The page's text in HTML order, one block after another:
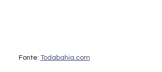
Fonte: Todabahia.com